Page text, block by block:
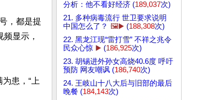
，都是提
显示，
患，“上
分析：他不看好经济 (189,037次)
21. 多种病毒流行 世卫要求说明
中国怎么了？ 🖼️▶️ (188,308次)
22. 黑龙江现“雷打雪” 不祥之兆令
民众心惊 ▶️ (186,925次)
23. 胡锡进外孙女高烧40.6度 呼吁
预防 网友嘲讽 (186,740次)
24. 王岐山十八大后与旧部的最后
晚餐 (184,143次)